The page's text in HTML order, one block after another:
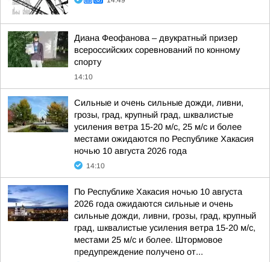
Диана Феофанова – двукратный призер
всероссийских соревнований по конному
спорту
14:10
Сильные и очень сильные дожди, ливни,
грозы, град, крупный град, шквалистые
усиления ветра 15-20 м/с, 25 м/с и более
местами ожидаются по Республике Хакасия
ночью 10 августа 2026 года
14:10
По Республике Хакасия ночью 10 августа
2026 года ожидаются сильные и очень
сильные дожди, ливни, грозы, град, крупный
град, шквалистые усиления ветра 15-20 м/с,
местами 25 м/с и более. Штормовое
предупреждение получено от...